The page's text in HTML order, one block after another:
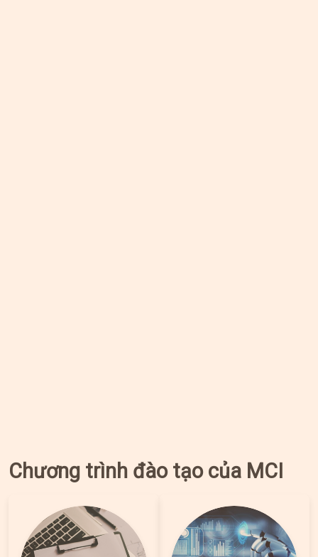
Chương trình đào tạo của MCI